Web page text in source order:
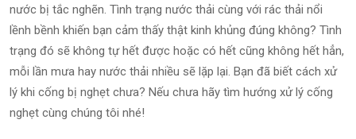
nước bị tắc nghẽn. Tình trạng nước thải cùng với rác thải nổi
lềnh bềnh khiến bạn cảm thấy thật kinh khủng đúng không? Tình
trạng đó sẽ không tự hết được hoặc có hết cũng không hết hẳn,
mỗi lần mưa hay nước thải nhiều sẽ lặp lại. Bạn đã biết cách xử
lý khi cống bị nghẹt chưa? Nếu chưa hãy tìm hướng xử lý cống
nghẹt cùng chúng tôi nhé!